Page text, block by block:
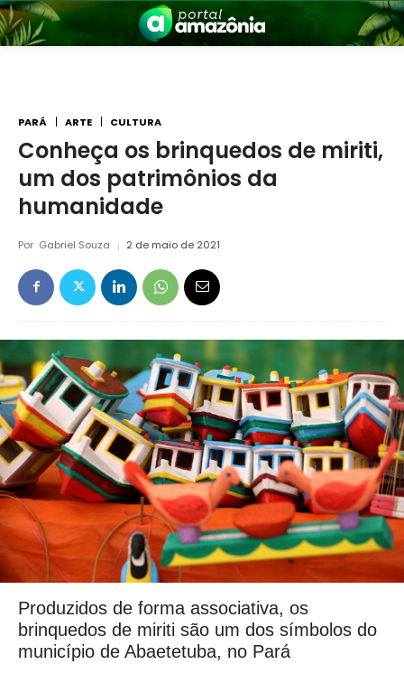
Amazônia
PARÁ ARTE CULTURA
Conheça os brinquedos de miriti,
um dos patrimônios da
humanidade
Por Gabriel Souza 2 de maio de 2021
Produzidos de forma associativa, os
brinquedos de miriti são um dos símbolos do
município de Abaetetuba, no Pará